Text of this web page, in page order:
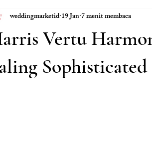
Wedding Organizer Paket Pernikahan
Konsep Pernikahan Dekorasi
Vertu
weddingmarketid 19 Jan7 menit membaca